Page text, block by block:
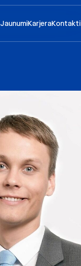
JaunumiKarjeraKontakti